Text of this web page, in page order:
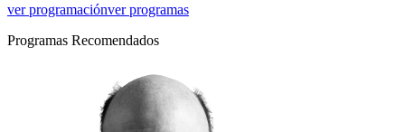
ver programaciónver programas
Programas Recomendados